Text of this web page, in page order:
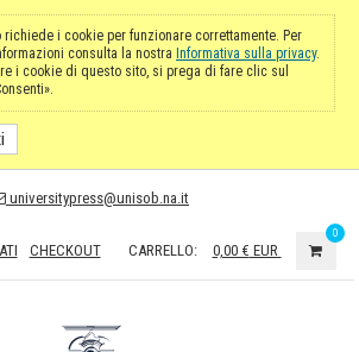
richiede i cookie per funzionare correttamente. Per
consulta la nostra Informativa sulla privacy.
i cookie di questo sito, si prega di fare clic sul
universitypress@unisob.na.it
CHECKOUT CARRELLO: 0,00 € EUR
0